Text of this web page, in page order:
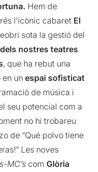
Hem de
l’icònic cabaret El
sota la gestió del
nostres teatres
, que ha rebut una
en unespai sofisticat
de música i
seu potencial com a
no hi trobareu
de “Qué polvo tiene
Les noves
MC’s comGlòria